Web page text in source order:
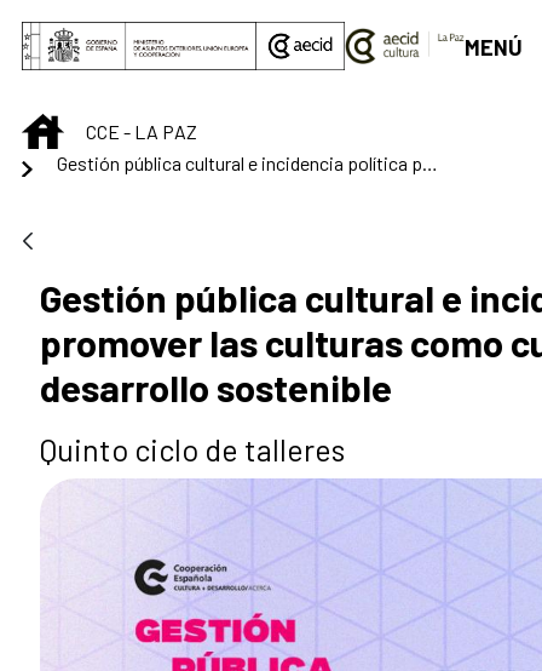
Saltar al contenido principal
MENÚ
INICIOCCE - LA PAZ
Gestión pública cultural e incidencia política para promover las culturas como cuarto pilar de desarrollo sostenible
Gestión pública cultural e
promover las culturas como
desarrollo sostenible
Quinto ciclo de talleres